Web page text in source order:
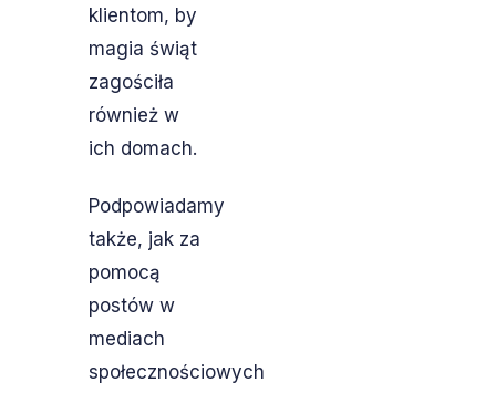
klientom, by
magia świąt
zagościła
również w
ich domach.
Podpowiadamy
także, jak za
pomocą
postów w
mediach
społecznościowych